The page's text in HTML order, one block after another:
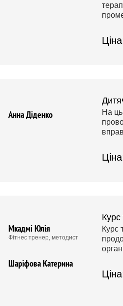
Анна Діденко
На
Мкадмі Юлія
Фітнес тренер, методист
Шаріфова Катерина
Курс